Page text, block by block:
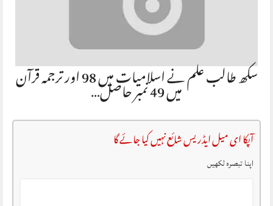
سکھ طالب علم نے اسلامیات میں 98 اور ترجمہ قرآن میں 49 نمبر حاصل…
آپکا ای میل ایڈریس شائع نہیں کیا جائے گا
اپنا تبصرہ لکھیں